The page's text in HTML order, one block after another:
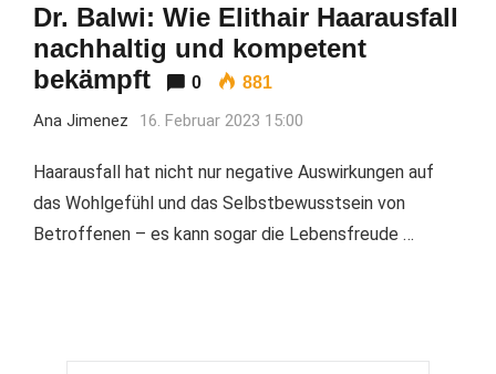
Dr. Balwi: Wie Elithair Haarausfall
nachhaltig und kompetent
bekämpft
0 881
Ana Jimenez 16. Februar 2023 15:00
Haarausfall hat nicht nur negative Auswirkungen auf
das Wohlgefühl und das Selbstbewusstsein von
Betroffenen – es kann sogar die Lebensfreude …